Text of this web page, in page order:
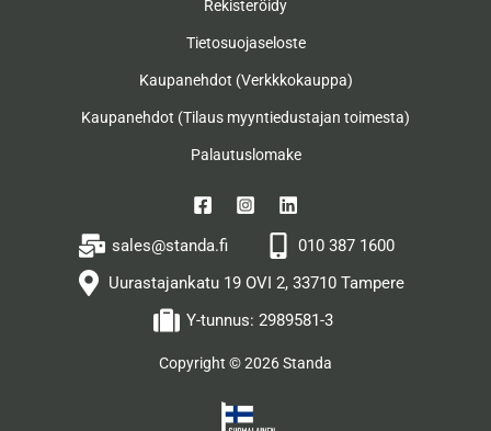
Rekisteröidy
Tietosuojaseloste
Kaupanehdot (Verkkkokauppa)
Kaupanehdot (Tilaus myyntiedustajan toimesta)
Palautuslomake
sales@standa.fi
010 387 1600
Uurastajankatu 19 OVI 2, 33710 Tampere
Y-tunnus: 2989581-3
Copyright © 2026 Standa